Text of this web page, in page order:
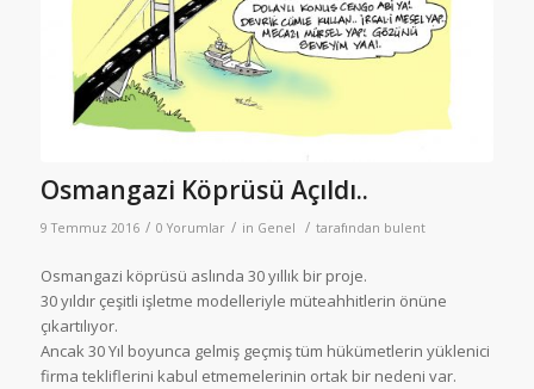
Osmangazi Köprüsü Açıldı..
9 Temmuz 2016 / 0 Yorumlar / in Genel / tarafından bulent
Osmangazi köprüsü aslında 30 yıllık bir proje.
30 yıldır çeşitli işletme modelleriyle müteahhitlerin önüne
çıkartılıyor.
Ancak 30 Yıl boyunca gelmiş geçmiş tüm hükümetlerin yüklenici
firma tekliflerini kabul etmemelerinin ortak bir nedeni var.